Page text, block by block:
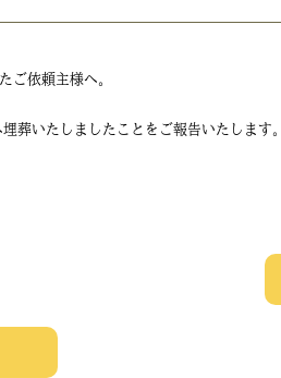
ご依頼主様へ。
葬いたしましたことをご報告いたします。